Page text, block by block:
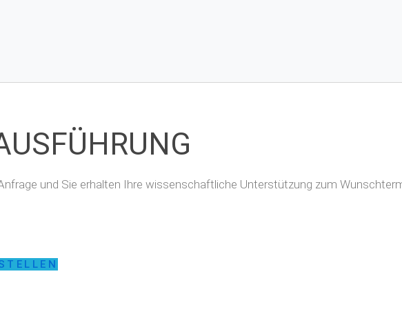
und Sie erhalten Ihre wissenschaftliche Unterstützung zum